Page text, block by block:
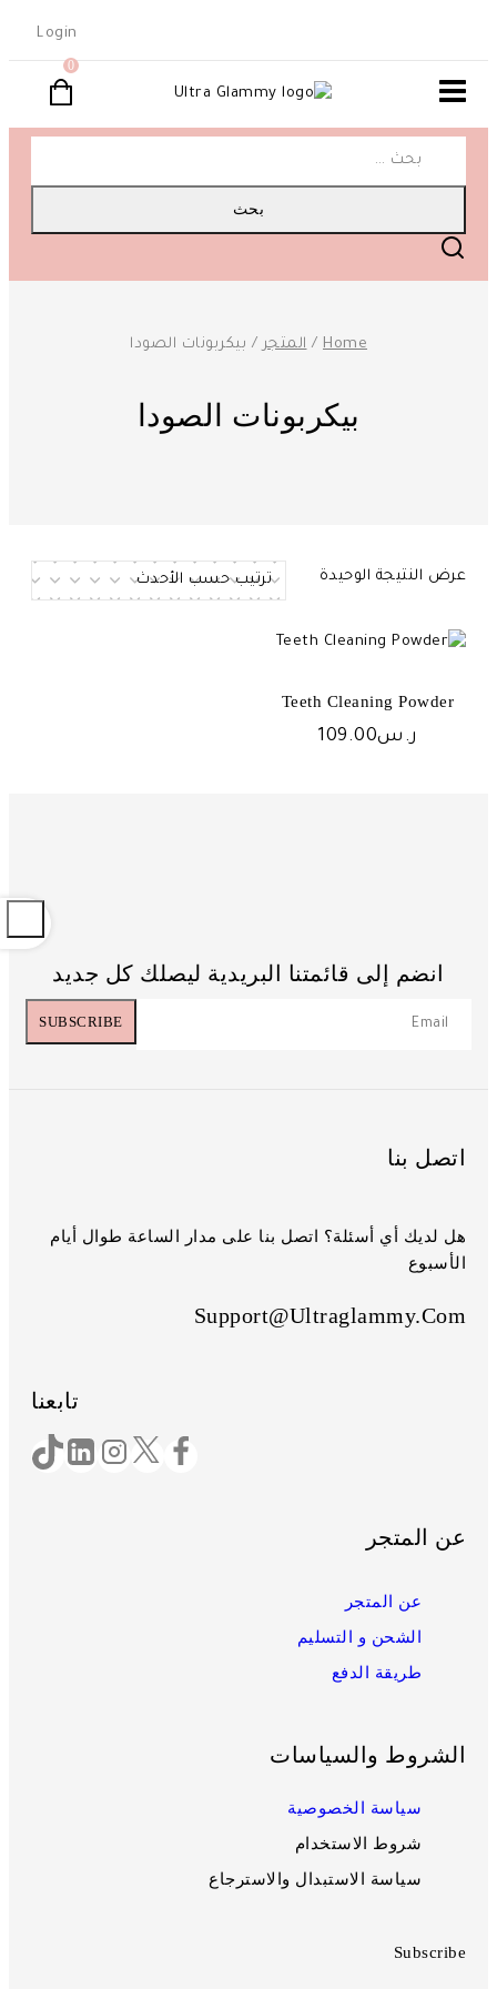
Login
0
Home
/ المتجر / بيكربونات الصودا
بيكربونات الصودا
عرض النتيجة الوحيدة
Teeth Cleaning Powder
ر.س109.00
انضم إلى قائمتنا البريدية ليصلك كل جديد
اتصل بنا
هل لديك أي أسئلة؟ اتصل بنا على مدار الساعة طوال أيام
الأسبوع
Support@ultraglammy.com
تابعنا
عن المتجر
عن المتجر
الشحن و التسليم
طريقة الدفع
الشروط والسياسات
سياسة الخصوصية
شروط الاستخدام
سياسة الاستبدال والاسترجاع
Subscribe